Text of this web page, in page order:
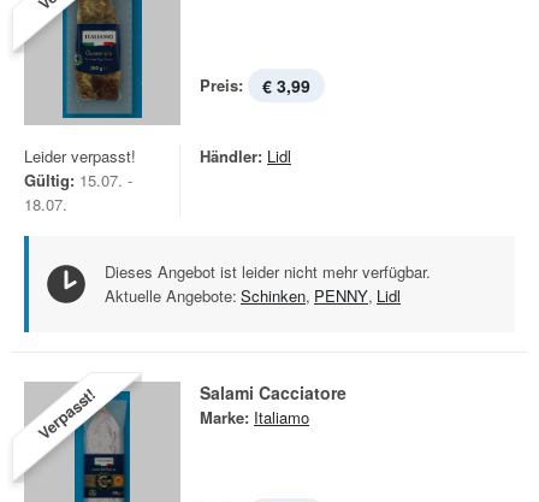
Preis: € 3,99
Leider verpasst!
Gültig: 15.07. -
18.07.
Händler: Lidl
Dieses Angebot ist leider nicht mehr verfügbar.
Aktuelle Angebote: Schinken, PENNY, Lidl
Verpasst! Salami Cacciatore
Marke: Italiamo